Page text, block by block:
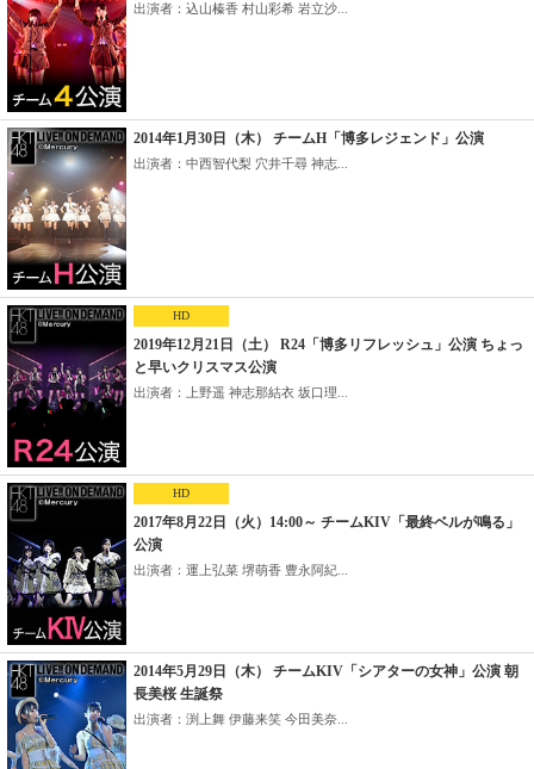
出演者：込山榛香 村山彩希 岩立沙...
2014年1月30日（木） チームH「博多レジェンド」公演
出演者：中西智代梨 穴井千尋 神志...
HD
2019年12月21日（土） R24「博多リフレッシュ」公演 ちょっ
と早いクリスマス公演
出演者：上野遥 神志那結衣 坂口理...
HD
2017年8月22日（火）14:00～ チームKIV「最終ベルが鳴る」
公演
出演者：運上弘菜 堺萌香 豊永阿紀...
2014年5月29日（木） チームKIV「シアターの女神」公演 朝
長美桜 生誕祭
出演者：渕上舞 伊藤来笑 今田美奈...